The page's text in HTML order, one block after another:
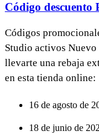
Código descuento
Códigos
Studio activos
llevarte una rebaja
en esta tienda online:
16 de agosto de
18 de junio de